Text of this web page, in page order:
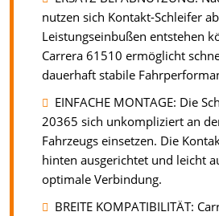
nutzen sich Kontakt-Schleifer
Leistungseinbußen entstehen
Carrera 61510 ermöglicht
dauerhaft stabile
EINFACHE MONTAGE: Die
20365 sich unkompliziert an
Fahrzeugs einsetzen. Die
hinten ausgerichtet und leicht
optimale Verbindung.
BREITE KOMPATIBILITÄT: